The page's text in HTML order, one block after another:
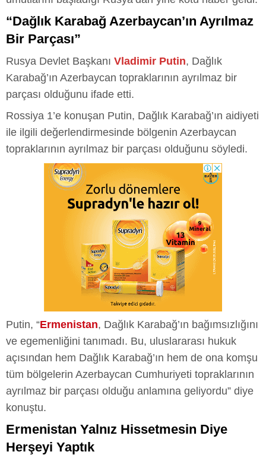
“Dağlık Karabağ Azerbaycan’ın Ayrılmaz
Bir Parçası”
Rusya Devlet Başkanı Vladimir Putin, Dağlık
Karabağ’ın Azerbaycan topraklarının ayrılmaz bir
parçası olduğunu ifade etti.
Rossiya 1’e konuşan Putin, Dağlık Karabağ’ın aidiyeti
ile ilgili değerlendirmesinde bölgenin Azerbaycan
topraklarının ayrılmaz bir parçası olduğunu söyledi.
Putin, “Ermenistan, Dağlık Karabağ’ın bağımsızlığını
ve egemenliğini tanımadı. Bu, uluslararası hukuk
açısından hem Dağlık Karabağ’ın hem de ona komşu
tüm bölgelerin Azerbaycan Cumhuriyeti topraklarının
ayrılmaz bir parçası olduğu anlamına geliyordu” diye
konuştu.
Ermenistan Yalnız Hissetmesin Diye
Herşeyi Yaptık